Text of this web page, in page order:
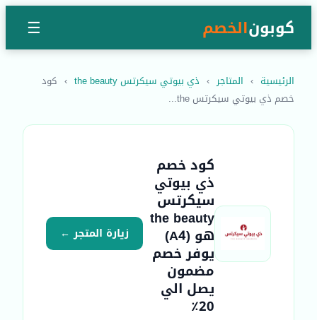
كوبونالخصم ☰
الرئيسية › المتاجر › ذي بيوتي سيكرتس the beauty › كود
خصم ذي بيوتي سيكرتس the...
كود خصم
ذي بيوتي
سيكرتس
هو (A4)
يوفر خصم
مضمون
يصل الي
20٪
زيارة المتجر ←